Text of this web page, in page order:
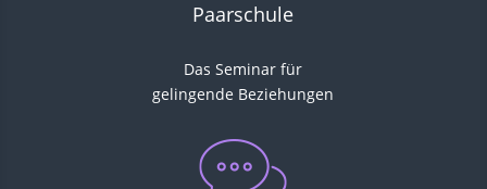
Paarschule
Das Seminar für
gelingende Beziehungen